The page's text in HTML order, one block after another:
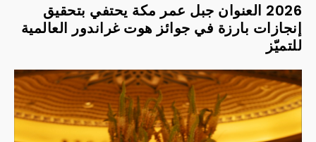
2026 العنوان جبل عمر مكة يحتفي بتحقيق
إنجازات بارزة في جوائز هوت غراندور العالمية
للتميّز